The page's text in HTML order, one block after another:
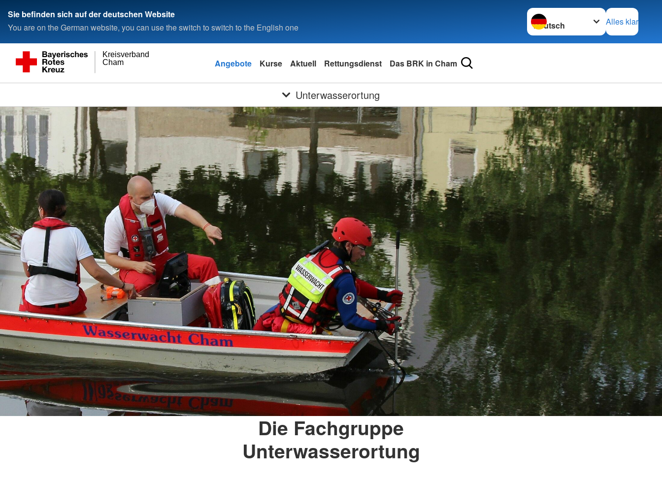
Sie befinden sich auf der deutschen Website
You are on the German website, you can use the switch to switch to the English one
Sprache wechseln zu
Alles klar
Cham
Kreisverband
Angebote Kurse Aktuell Rettungsdienst Das BRK in Cham
Unterwasserortung
Die Fachgruppe
Unterwasserortung